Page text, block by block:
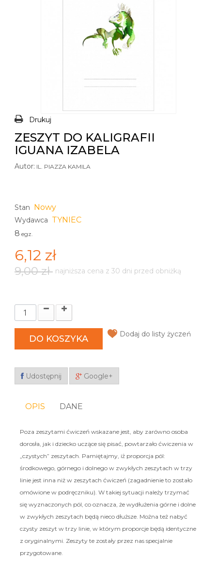
Drukuj
ZESZYT DO KALIGRAFII
IGUANA IZABELA
Autor: IL. PIAZZA KAMILA
Stan Nowy
Wydawca TYNIEC
8 egz.
6,12 zł
9,00 zł najniższa cena z 30 dni przed obniżką
DO KOSZYKA Dodaj do listy życzeń
Udostępnij Google+
OPIS DANE
Poza zeszytami ćwiczeń wskazane jest, aby zarówno osoba
dorosła, jak i dziecko uczące się pisać, powtarzało ćwiczenia w
„czystych” zeszytach. Pamiętajmy, iż proporcja pól:
środkowego, górnego i dolnego w zwykłych zeszytach w trzy
linie jest inna niż w zeszytach ćwiczeń (zagadnienie to zostało
omówione w podręczniku). W takiej sytuacji należy trzymać
się wyznaczonych pól, co oznacza, że wydłużenia górne i dolne
w zwykłych zeszytach będą nieco dłuższe. Można też nabyć
czysty zeszyt w trzy linie, w którym proporcje będą identyczne
z oryginalnymi. Zeszyty te zostały przez nas specjalnie
przygotowane.